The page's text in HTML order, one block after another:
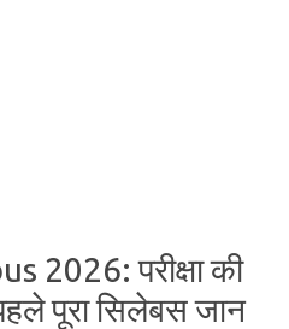
2026: परीक्षा की
पूरा सिलेबस जान